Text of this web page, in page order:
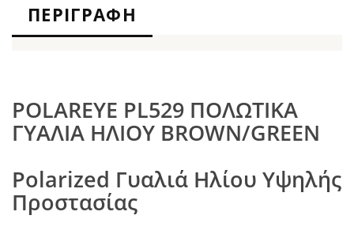
ΠΕΡΙΓΡΑΦΉ
POLAREYE PL529 ΠΟΛΩΤΙΚΑ
ΓΥΑΛΙΑ ΗΛΙΟΥ BROWN/GREEN
Polarized Γυαλιά Ηλίου Υψηλής
Προστασίας